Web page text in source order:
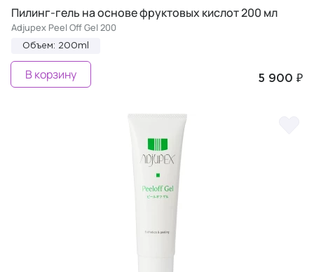
Пилинг-гель на основе фруктовых кислот 200 мл
Adjupex Peel Off Gel 200
Объем: 200ml
5 900 ₽
В корзину